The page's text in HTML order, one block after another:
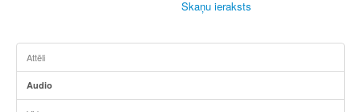
Skaņu ieraksts
Attēli
Audio